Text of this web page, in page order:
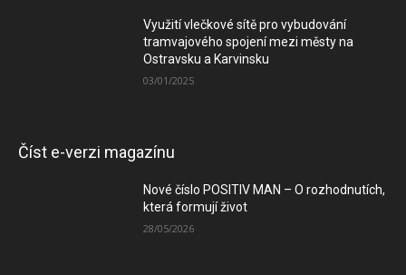
Využití vlečkové sítě pro vybudování
tramvajového spojení mezi městy na
Ostravsku a Karvinsku
03/01/2025
Číst e-verzi magazínu
Nové číslo POSITIV MAN – O rozhodnutích,
která formují život
28/05/2026